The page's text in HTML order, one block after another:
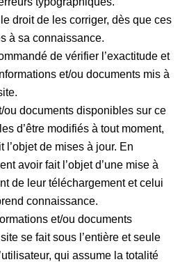
droit de les corriger, dès que ces
à sa connaissance.
de vérifier l’exactitude et
et/ou documents mis à
ou documents disponibles sur ce
d’être modifiés à tout moment,
l’objet de mises à jour. En
avoir fait l’objet d’une mise à
de leur téléchargement et celui
connaissance.
et/ou documents
se fait sous l’entière et seule
qui assume la totalité